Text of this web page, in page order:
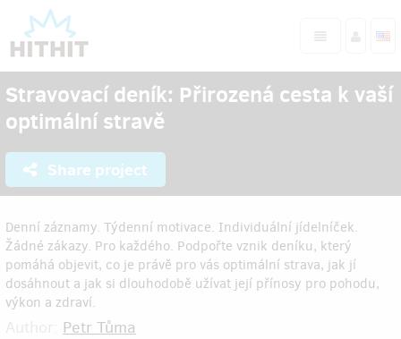
Stravovací deník: Přirozená cesta k vaší
optimální stravě
Share project
Denní záznamy. Týdenní motivace. Individuální jídelníček.
Žádné zákazy. Pro každého. Podpořte vznik deníku, který
pomáhá objevit, co je právě pro vás optimální strava, jak jí
dosáhnout a jak si dlouhodobě užívat její přínosy pro pohodu,
výkon a zdraví.
Petr Tůma